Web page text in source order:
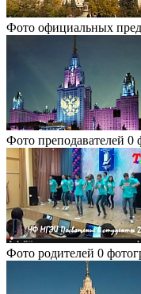
Фото официальных
Фото преподавателей 0
Фото родителей 0